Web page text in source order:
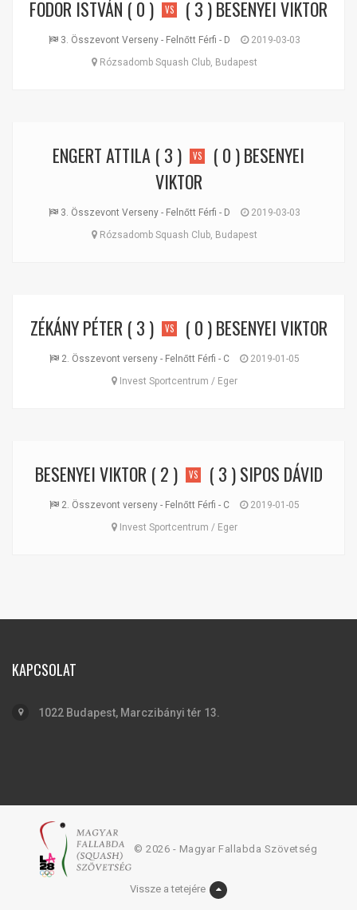
FODOR ISTVÁN ( 0 ) VS ( 3 )BESENYEI VIKTOR
3. Összevont Verseny - Felnőtt Férfi - D
2019-03-03
Rózsadomb Squash Club, Budapest
ENGERT ATTILA ( 3 ) VS ( 0 )BESENYEI
VIKTOR
3. Összevont Verseny - Felnőtt Férfi - D
2019-03-03
Rózsadomb Squash Club, Budapest
ZÉKÁNY PÉTER ( 3 ) VS ( 0 )BESENYEI VIKTOR
2. Összevont verseny - Felnőtt Férfi - C
2019-01-05
Invest Sportcentrum / Eger
BESENYEI VIKTOR ( 2 ) VS ( 3 )SIPOS DÁVID
2. Összevont verseny - Felnőtt Férfi - C
2019-01-05
Invest Sportcentrum / Eger
KAPCSOLAT
1022 Budapest, Marczibányi tér 13.
© 2026 - Magyar Fallabda Szövetség
Vissze a tetejére